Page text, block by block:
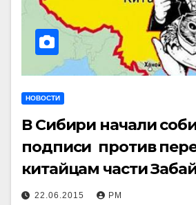
НОВОСТИ
В Сибири начали
подписи против
китайцам части
22.06.2015 РМ